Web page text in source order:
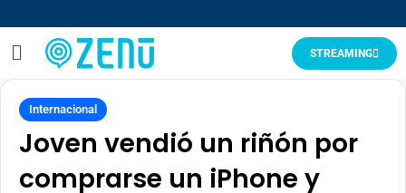
STREAMING
Internacional
Joven vendió un riñón por
comprarse un iPhone y